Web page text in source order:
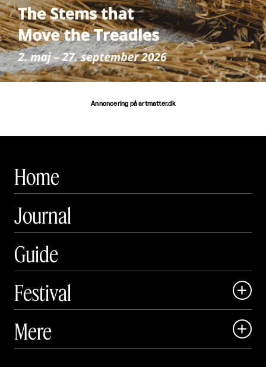
Annoncering på artmatter.dk
Home
Journal
Guide
Festival

 Art Matter Festival
Mere 